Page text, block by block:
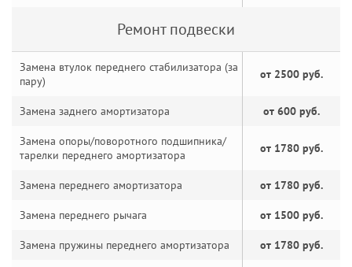
Ремонт подвески
Замена втулок переднего стабилизатора (за
пару)
от 2500 руб.
Замена заднего амортизатора от 600 руб.
Замена опоры/поворотного подшипника/
тарелки переднего амортизатора
от 1780 руб.
Замена переднего амортизатора от 1780 руб.
Замена переднего рычага от 1500 руб.
Замена пружины переднего амортизатора от 1780 руб.